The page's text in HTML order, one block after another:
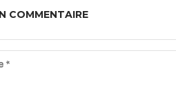
COMMENTAIRE